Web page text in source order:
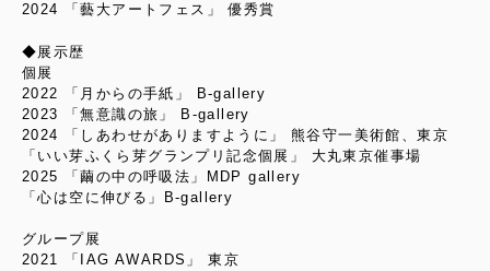
2024 「藝大アートフェス」 優秀賞
◆展示歴
個展
2022 「月からの手紙」 B-gallery
2023 「無意識の旅」 B-gallery
2024 「しあわせがありますように」 熊谷守一美術館、東京
「いい芽ふくら芽グランプリ記念個展」 大丸東京催事場
2025 「繭の中の呼吸法」MDP gallery
「心は空に伸びる」B-gallery
グループ展
2021 「IAG AWARDS」 東京